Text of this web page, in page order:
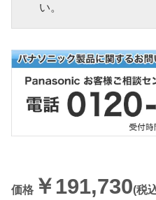
い。
価格 ￥191,730(税